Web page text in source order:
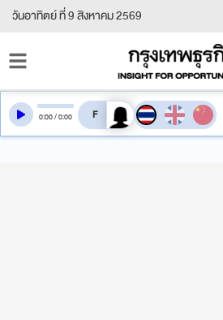
วันอาทิตย์ ที่ 9 สิงหาคม 2569
0:00/0:00 สลับเสียงอ่าน